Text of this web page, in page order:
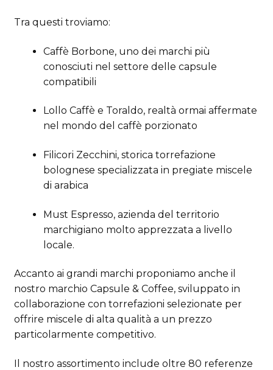
Tra questi troviamo:
Caffè Borbone, uno dei marchi più
conosciuti nel settore delle capsule
compatibili
Lollo Caffè e Toraldo, realtà ormai affermate
nel mondo del caffè porzionato
Filicori Zecchini, storica torrefazione
bolognese specializzata in pregiate miscele
di arabica
Must Espresso, azienda del territorio
marchigiano molto apprezzata a livello
locale.
Accanto ai grandi marchi proponiamo anche il
nostro marchio Capsule & Coffee, sviluppato in
collaborazione con torrefazioni selezionate per
offrire miscele di alta qualità a un prezzo
particolarmente competitivo.
Il nostro assortimento include oltre 80 referenze